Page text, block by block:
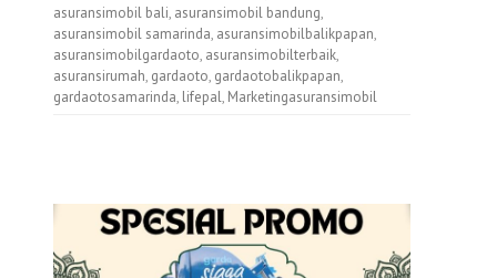
asuransimobil bali, asuransimobil bandung,
asuransimobil samarinda, asuransimobilbalikpapan,
asuransimobilgardaoto, asuransimobilterbaik,
asuransirumah, gardaoto, gardaotobalikpapan,
gardaotosamarinda, lifepal, Marketingasuransimobil